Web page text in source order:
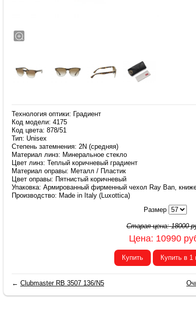
Технология оптики: Градиент
Код модели: 4175
Код цвета: 878/51
Тип: Unisex
Степень затемнения: 2N (средняя)
Материал линз: Минеральное стекло
Цвет линз: Теплый коричневый градиент
Материал оправы: Металл / Пластик
Цвет оправы: Пятнистый коричневый
Упаковка: Армированный фирменный чехол Ray Ban,
Производство: Made in Italy (Luxottica)
Размер
Старая цена:18000
Цена: 10990
Купить Купить в 1
← Clubmaster RB 3507 136/N5